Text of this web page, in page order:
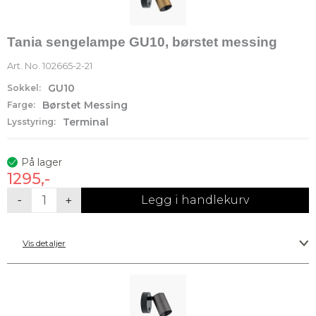
Tania sengelampe GU10, børstet messing
Art. No. 102665-2-21
Sokkel: GU10
Farge: Børstet Messing
Lysstyring: Terminal
1295,-
På lager
-
sengelampe
børstet
messing
+ Legg i handlekurv
Vis detaljer